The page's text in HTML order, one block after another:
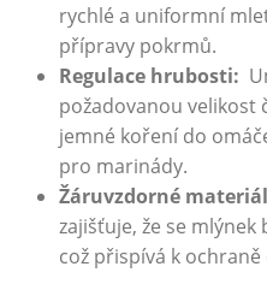
‌rychlé a uniformní
‌přípravy pokrmů.
Regulace hrubosti:
požadovanou ⁢velikost
jemné koření do
pro marinády.
Žáruvzdorné
zajišťuje, že se
což ⁤přispívá k